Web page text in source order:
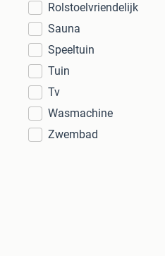
Rolstoelvriendelijk
Sauna
Speeltuin
Tuin
Tv
Wasmachine
Zwembad